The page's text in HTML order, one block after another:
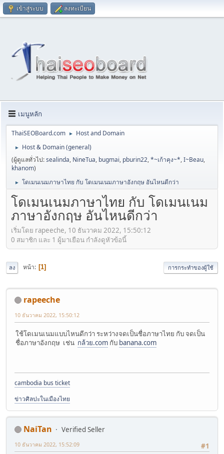
เข้าสู่ระบบ ลงทะเบียน
เมนูหลัก
ThaiSEOBoard.com ► Host and Domain
►
Host & Domain (general)
(ผู้ดูแลทั่วไป:sealinda, NineTua, bugmai, pburin22,*~เก้าคุง~*,I~Beau,
khanom)
► โดเมนเนมภาษาไทย กับ โดเมนเนมภาษาอังกฤษ อันไหนดีกว่า
โดเมนเนมภาษาไทย กับ โดเมนเนม
ภาษาอังกฤษ อันไหนดีกว่า
เริ่มโดย rapeeche, 10 ธันวาคม 2022, 15:50:12
0 สมาชิก และ 1 ผู้มาเยือน กำลังดูหัวข้อนี้
ลง หน้า 1 การกระทำของผู้ใช้
rapeeche
10 ธันวาคม 2022, 15:50:12
ใช้โดเมนเนมแบบไหนดีกว่า ระหว่างจดเป็นชื่อภาษาไทย กับ จดเป็น
ชื่อภาษาอังกฤษ เช่น กล้วย.com กับ banana.com
cambodia bus ticket
ข่าวศิลปะในเมืองไทย
NaiTan
Verified Seller
#1
10 ธันวาคม 2022, 15:52:09